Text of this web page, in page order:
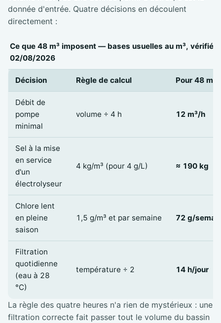
donnée d'entrée. Quatre décisions en découlent
directement :
Ce que 48 m³ imposent — bases usuelles au m³,
02/08/2026
Décision Règle de calcul Pour 48 m³
Débit de
pompe
minimal
volume ÷ 4 h 12 m³/h
Sel à la mise
en service
d'un
électrolyseur
4 kg/m³ (pour 4 g/L) ≈ 190 kg
Chlore lent
en pleine
saison
1,5 g/m³ et par semaine 72 g/
Filtration
quotidienne
(eau à 28
°C)
température ÷ 2 14 h/jour
La règle des quatre heures n'a rien de mystérieux : une
filtration correcte fait passer tout le volume du bassin